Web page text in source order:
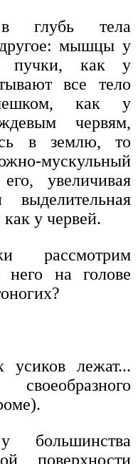
глубь тела
мышцы у
пучки, как у
все тело
как у
червям,
в землю, то
мускульный
увеличивая
у червей.
рассмотрим
него на голове
лежат...
большинства
поверхности